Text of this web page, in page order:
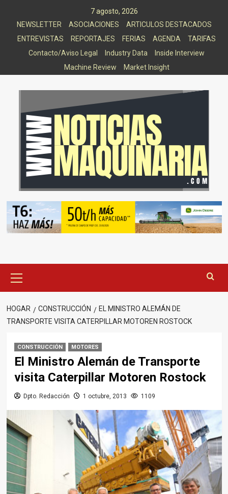
7 agosto, 2026
NEWSLETTER
ASOCIACIONES
ARTICULOS DESTACADOS
ENTREVISTAS
REPORTAJES FERIAS AGENDA
TARIFAS
Contacto/Aviso Legal
Industry Data
Inside Interview
Machine Review
Market Insight
principal
HOGAR CONSTRUCCIÓN
EL MINISTRO ALEMÁN DE
TRANSPORTE VISITA CATERPILLAR MOTOREN ROSTOCK
CONSTRUCCIÓN MOTORES
El Ministro Alemán de Transporte
visita Caterpillar Motoren Rostock
Dpto. Redacción 1 octubre, 2013 1109